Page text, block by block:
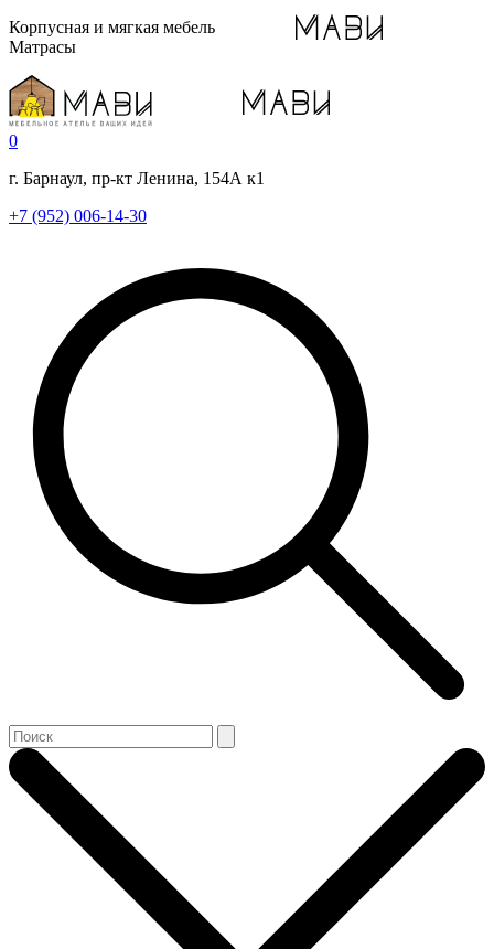
Корпусная и мягкая мебель
Матрасы
0
г. Барнаул, пр-кт Ленина, 154А к1
+7 (952) 006-14-30